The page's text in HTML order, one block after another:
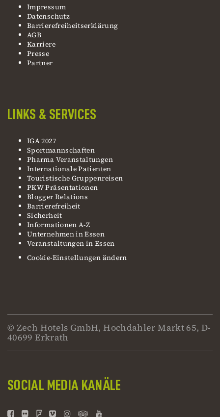
Impressum
Datenschutz
Barrierefreiheitserklärung
AGB
Karriere
Presse
Partner
LINKS & SERVICES
IGA 2027
Sportmannschaften
Pharma Veranstaltungen
Internationale Patienten
Touristische Gruppenreisen
PKW Präsentationen
Blogger Relations
Barrierefreiheit
Sicherheit
Informationen A-Z
Unternehmen in Essen
Veranstaltungen in Essen
Cookie-Einstellungen ändern
© Zech Hotels GmbH, Hochdahler Markt 65, D-
40699 Erkrath
SOCIAL MEDIA KANÄLE